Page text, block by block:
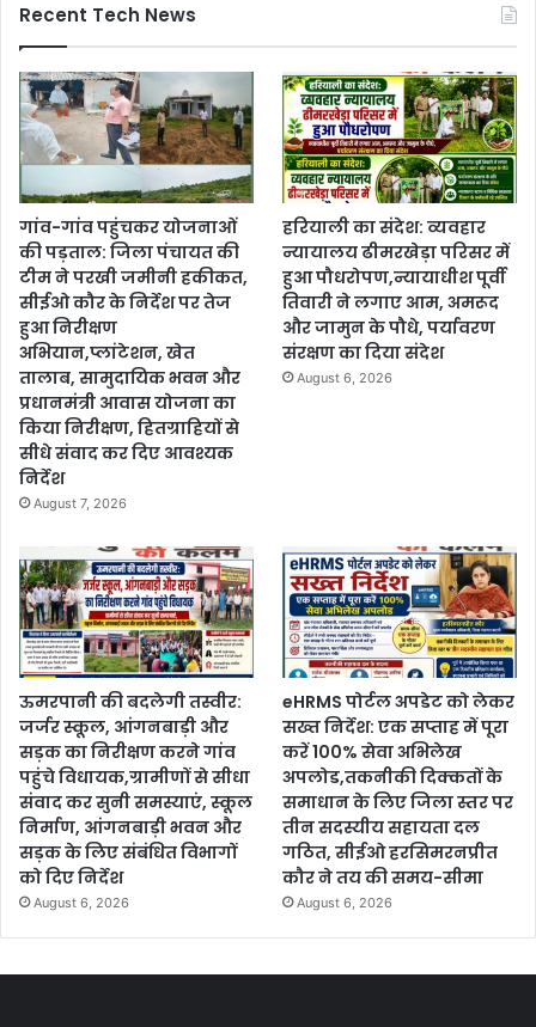
Recent Tech News
गांव-गांव पहुंचकर योजनाओं
की पड़ताल: जिला पंचायत की
टीम ने परखी जमीनी हकीकत,
सीईओ कौर के निर्देश पर तेज
हुआ निरीक्षण
अभियान,प्लांटेशन, खेत
तालाब, सामुदायिक भवन और
प्रधानमंत्री आवास योजना का
किया निरीक्षण, हितग्राहियों से
सीधे संवाद कर दिए आवश्यक
निर्देश
August 7, 2026
हरियाली का संदेश: व्यवहार
न्यायालय ढीमरखेड़ा परिसर में
हुआ पौधरोपण,न्यायाधीश पूर्वी
तिवारी ने लगाए आम, अमरूद
और जामुन के पौधे, पर्यावरण
संरक्षण का दिया संदेश
August 6, 2026
ऊमरपानी की बदलेगी तस्वीर:
जर्जर स्कूल, आंगनबाड़ी और
सड़क का निरीक्षण करने गांव
पहुंचे विधायक,ग्रामीणों से सीधा
संवाद कर सुनी समस्याएं, स्कूल
निर्माण, आंगनबाड़ी भवन और
सड़क के लिए संबंधित विभागों
को दिए निर्देश
August 6, 2026
eHRMS पोर्टल अपडेट को लेकर
सख्त निर्देश: एक सप्ताह में पूरा
करें 100% सेवा अभिलेख
अपलोड,तकनीकी दिक्कतों के
समाधान के लिए जिला स्तर पर
तीन सदस्यीय सहायता दल
गठित, सीईओ हरसिमरनप्रीत
कौर ने तय की समय-सीमा
August 6, 2026